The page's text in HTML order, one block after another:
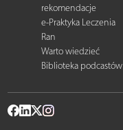
rekomendacje
e-Praktyka Leczenia
Ran
Warto wiedzieć
Biblioteka podcastów